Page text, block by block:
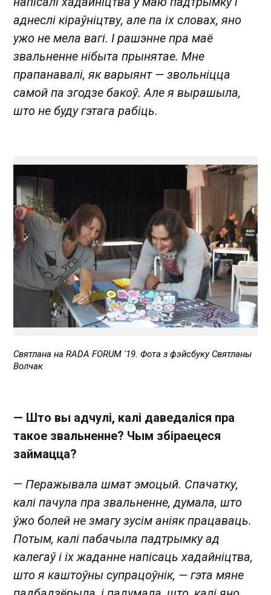
аднеслі кіраўніцтву, але па іх словах, яно
ужо не мела вагі. І рашэнне пра маё
звальненне нібыта прынятае. Мне
прапанавалі, як варыянт — звольніцца
самой па згодзе бакоў. Але я вырашыла,
што не буду гэтага рабіць.
Святлана на RADA FORUM '19. Фота з фэйсбуку Святланы
Волчак
— Што вы адчулі, калі даведаліся пра
такое звальненне? Чым збіраецеся
займацца?
— Перажывала шмат эмоцый. Спачатку,
калі пачула пра звальненне, думала, што
ўжо болей не змагу зусім аніяк працаваць.
Потым, калі пабачыла падтрымку ад
калегаў і іх жаданне напісаць хадайніцтва,
што я каштоўны супрацоўнік, — гэта мяне